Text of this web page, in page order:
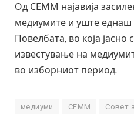
Од СЕММ најавија
медиумите и уште еднаш
Повелбата, во која јасно
известување на
во изборниот период.
медиуми СЕММ Совет